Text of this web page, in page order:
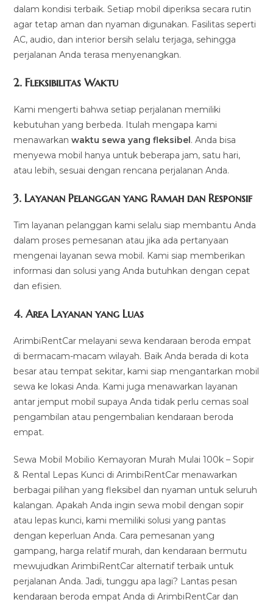
dalam kondisi terbaik. Setiap mobil diperiksa secara rutin
agar tetap aman dan nyaman digunakan. Fasilitas seperti
AC, audio, dan interior bersih selalu terjaga, sehingga
perjalanan Anda terasa menyenangkan.
2.Fleksibilitas Waktu
Kami mengerti bahwa setiap perjalanan memiliki
kebutuhan yang berbeda. Itulah mengapa kami
menawarkanwaktu sewa yang fleksibel. Anda bisa
menyewa mobil hanya untuk beberapa jam, satu hari,
atau lebih, sesuai dengan rencana perjalanan Anda.
3.Layanan Pelanggan yang Ramah dan Responsif
Tim layanan pelanggan kami selalu siap membantu Anda
dalam proses pemesanan atau jika ada pertanyaan
mengenai layanan sewa mobil. Kami siap memberikan
informasi dan solusi yang Anda butuhkan dengan cepat
dan efisien.
4.Area Layanan yang Luas
ArimbiRentCar melayani sewa kendaraan beroda empat
di bermacam-macam wilayah. Baik Anda berada di kota
besar atau tempat sekitar, kami siap mengantarkan mobil
sewa ke lokasi Anda. Kami juga menawarkan layanan
antar jemput mobil supaya Anda tidak perlu cemas soal
pengambilan atau pengembalian kendaraan beroda
empat.
Sewa Mobil Mobilio Kemayoran Murah Mulai 100k – Sopir
& Rental Lepas Kunci di ArimbiRentCar menawarkan
berbagai pilihan yang fleksibel dan nyaman untuk seluruh
kalangan. Apakah Anda ingin sewa mobil dengan sopir
atau lepas kunci, kami memiliki solusi yang pantas
dengan keperluan Anda. Cara pemesanan yang
gampang, harga relatif murah, dan kendaraan bermutu
mewujudkan ArimbiRentCar alternatif terbaik untuk
perjalanan Anda. Jadi, tunggu apa lagi? Lantas pesan
kendaraan beroda empat Anda di ArimbiRentCar dan